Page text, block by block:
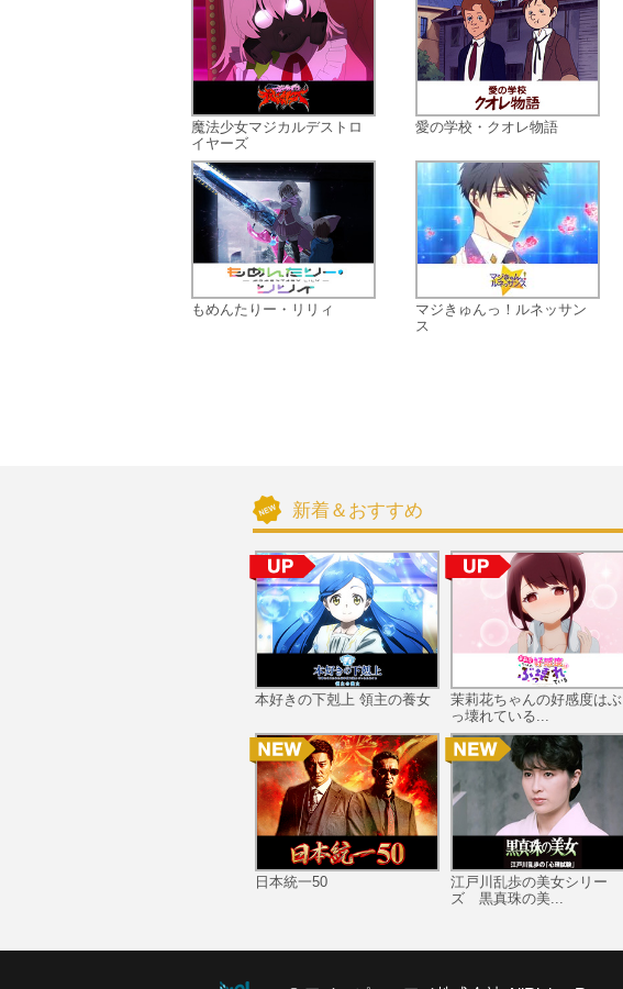
魔法少女マジカルデストロ
イヤーズ
もめんたりー・リリィ
愛の学校・クオレ物語
マジきゅんっ！ルネッサン
ス
新着＆おすすめ
本好きの下剋上 領主の養女
日本統一50
茉莉花ちゃんの好感度はぶ
っ壊れている...
江戸川乱歩の美女シリー
ズ 黒真珠の美...